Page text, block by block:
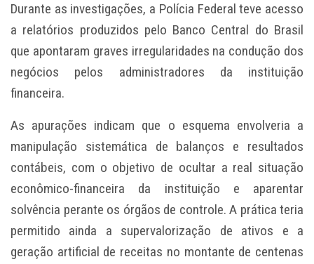
Durante as investigações, a Polícia Federal teve acesso
a relatórios produzidos pelo Banco Central do Brasil
que apontaram graves irregularidades na condução dos
negócios pelos administradores da instituição
financeira.
As apurações indicam que o esquema envolveria a
manipulação sistemática de balanços e resultados
contábeis, com o objetivo de ocultar a real situação
econômico-financeira da instituição e aparentar
solvência perante os órgãos de controle. A prática teria
permitido ainda a supervalorização de ativos e a
geração artificial de receitas no montante de centenas